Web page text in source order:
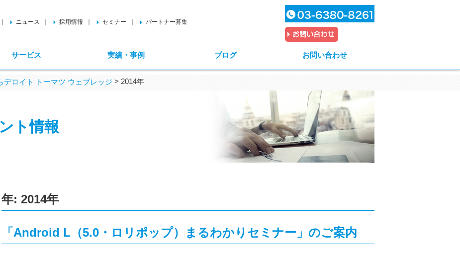
ニュース 採用情報 セミナー パートナー募集
サービス 実績・事例 ブログ お問い合わせ
デロイト トーマツ ウェブレッジ > 2014年
ト情報
年: 2014年
「Android L（5.0・ロリポップ）まるわかりセミナー」のご案内